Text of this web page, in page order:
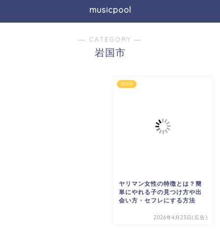
musicpool
― CATEGORY ―
岩国市
松山市
ヤリマン女性の特徴とは？簡
単にやれる子の見つけ方や出
会い方・セフレにする方法
2026年4月23日(広告)